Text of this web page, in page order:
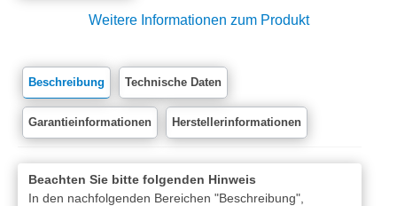
Weitere Informationen zum Produkt
Beschreibung Technische Daten
Garantieinformationen Herstellerinformationen
Beachten Sie bitte folgenden Hinweis
In den nachfolgenden Bereichen "Beschreibung",